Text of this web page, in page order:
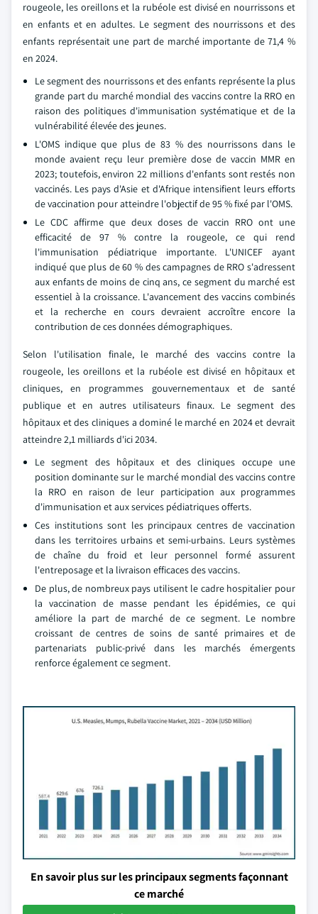
rougeole, les oreillons et la rubéole est divisé en nourrissons et
en enfants et en adultes. Le segment des nourrissons et des
enfants représentait une part de marché importante de 71,4 %
en 2024.
Le segment des nourrissons et des enfants représente la plus
grande part du marché mondial des vaccins contre la RRO en
raison des politiques d'immunisation systématique et de la
vulnérabilité élevée des jeunes.
L'OMS indique que plus de 83 % des nourrissons dans le
monde avaient reçu leur première dose de vaccin MMR en
2023; toutefois, environ 22 millions d'enfants sont restés non
vaccinés. Les pays d'Asie et d'Afrique intensifient leurs efforts
de vaccination pour atteindre l'objectif de 95 % fixé par l'OMS.
Le CDC affirme que deux doses de vaccin RRO ont une
efficacité de 97 % contre la rougeole, ce qui rend
l'immunisation pédiatrique importante. L'UNICEF ayant
indiqué que plus de 60 % des campagnes de RRO s'adressent
aux enfants de moins de cinq ans, ce segment du marché est
essentiel à la croissance. L'avancement des vaccins combinés
et la recherche en cours devraient accroître encore la
contribution de ces données démographiques.
Selon l'utilisation finale, le marché des vaccins contre la
rougeole, les oreillons et la rubéole est divisé en hôpitaux et
cliniques, en programmes gouvernementaux et de santé
publique et en autres utilisateurs finaux. Le segment des
hôpitaux et des cliniques a dominé le marché en 2024 et devrait
atteindre 2,1 milliards d'ici 2034.
Le segment des hôpitaux et des cliniques occupe une
position dominante sur le marché mondial des vaccins contre
la RRO en raison de leur participation aux programmes
d'immunisation et aux services pédiatriques offerts.
Ces institutions sont les principaux centres de vaccination
dans les territoires urbains et semi-urbains. Leurs systèmes
de chaîne du froid et leur personnel formé assurent
l'entreposage et la livraison efficaces des vaccins.
De plus, de nombreux pays utilisent le cadre hospitalier pour
la vaccination de masse pendant les épidémies, ce qui
améliore la part de marché de ce segment. Le nombre
croissant de centres de soins de santé primaires et de
partenariats public-privé dans les marchés émergents
renforce également ce segment.
En savoir plus sur les principaux segments façonnant
ce marché